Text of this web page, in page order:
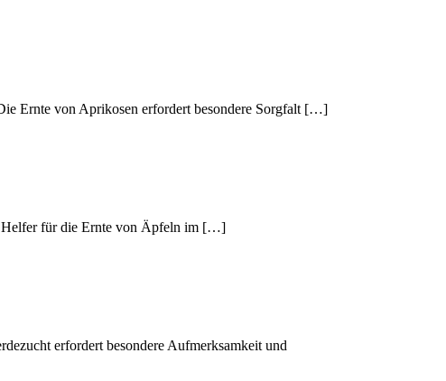
Ernte von Aprikosen erfordert besondere Sorgfalt […]
Helfer für die Ernte von Äpfeln im […]
erfordert besondere Aufmerksamkeit und